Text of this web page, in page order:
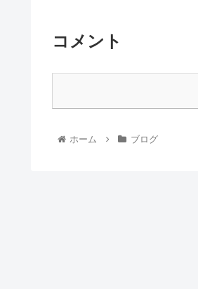
コメント
ホーム ブログ